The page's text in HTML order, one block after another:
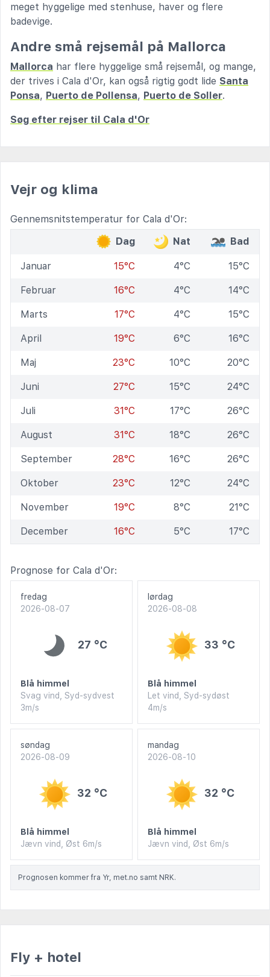
meget hyggelige med stenhuse, haver og flere
badevige.
Andre små rejsemål på Mallorca
Mallorca har flere hyggelige små rejsemål, og mange,
der trives i Cala d'Or, kan også rigtig godt lide Santa
Ponsa, Puerto de Pollensa, Puerto de Soller.
Søg efter rejser til Cala d'Or
Vejr og klima
Gennemsnitstemperatur for Cala d'Or:
Dag
Nat Bad
Januar 15°C 4°C 15°C
Februar 16°C 4°C 14°C
Marts 17°C 4°C 15°C
April 19°C 6°C 16°C
Maj 23°C 10°C 20°C
Juni 27°C 15°C 24°C
Juli 31°C 17°C 26°C
August 31°C 18°C 26°C
September 28°C 16°C 26°C
Oktober 23°C 12°C 24°C
November 19°C 8°C 21°C
December 16°C 5°C 17°C
Prognose for Cala d'Or:
fredag
2026-08-07
27 °C
Blå himmel
Svag vind, Syd-sydvest
3m/s
lørdag
2026-08-08
33 °C
Blå himmel
Let vind, Syd-sydøst
4m/s
søndag
2026-08-09
32 °C
Blå himmel
Jævn vind, Øst 6m/s
mandag
2026-08-10
32 °C
Blå himmel
Jævn vind, Øst 6m/s
Prognosen kommer fra Yr, met.no samt NRK.
Fly + hotel